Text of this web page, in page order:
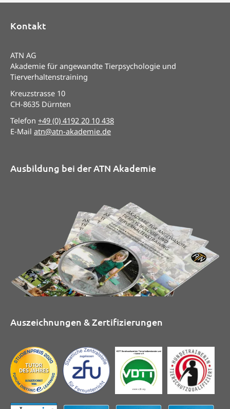
Kontakt
ATN AG
Akademie für angewandte Tierpsychologie und
Tierverhaltenstraining
Kreuzstrasse 10
CH-8635 Dürnten
Telefon +49 (0) 4192 20 10 438
E-Mail atn@atn-akademie.de
Ausbildung bei der ATN Akademie
Auszeichnungen & Zertifizierungen